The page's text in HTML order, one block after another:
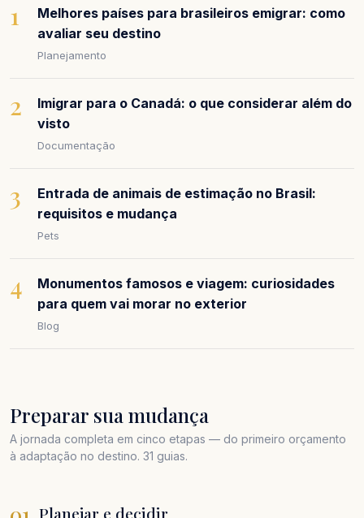
1
Melhores países para brasileiros emigrar: como
avaliar seu destino
Planejamento
2
Imigrar para o Canadá: o que considerar além do
visto
Documentação
3
Entrada de animais de estimação no Brasil:
requisitos e mudança
Pets
4
Monumentos famosos e viagem: curiosidades
para quem vai morar no exterior
Blog
Preparar sua mudança
A jornada completa em cinco etapas — do primeiro orçamento
à adaptação no destino. 31 guias.
Planejar e decidir